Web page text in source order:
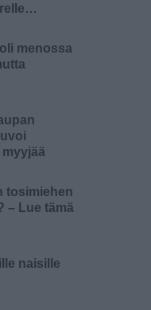
menossa
tosimiehen
– Lue tämä
naisille